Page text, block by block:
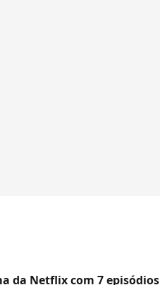
da Netflix com 7 episódios